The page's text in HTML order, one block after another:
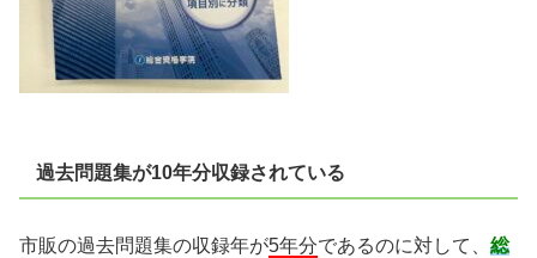
過去問題集が10年分収録されている
市販の過去問題集の収録年が5年分であるのに対して、 総